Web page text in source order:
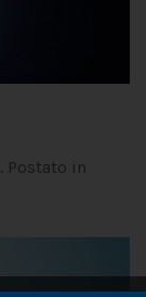
. Postato in